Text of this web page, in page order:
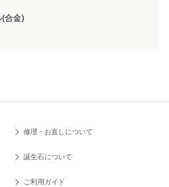
(合金)
修理・お直しについて
誕生石について
ご利用ガイド